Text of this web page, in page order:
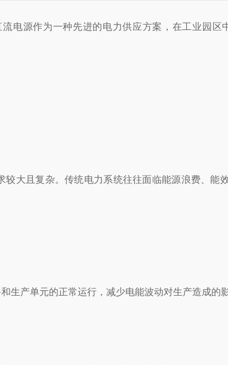
电源作为一种先进的电力供应方案，在工业园
大且复杂。传统电力系统往往面临能源浪费、
生产单元的正常运行，减少电能波动对生产造成的影